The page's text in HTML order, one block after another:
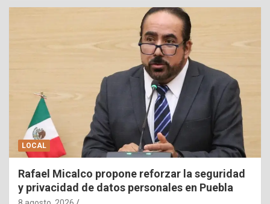
LOCAL
Rafael Micalco propone reforzar la seguridad
y privacidad de datos personales en Puebla